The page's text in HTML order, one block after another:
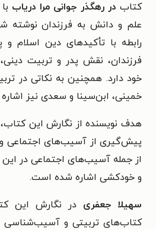
کتاب در رهگذر جوانی مرا دریاب
علم و دانش به فرزندان نوشته
رابطه با تأکیدهای دین اسلام و
فرزندان، نقش پدر و تربیت
خود دارد. همچنین به نکاتی در
خمینی، ابن‌سینا و سعدی نیز
هدف نویسنده از نگارش اين
پیش‌گیری از آسیب‌های اجتماعی
از جمله آسیب‌های اجتماعی در
و خودکشی اشاره شده است.
سهیلا جعفری در نگارش این
کتاب‌های تربیتی وآسیب‌شناسی